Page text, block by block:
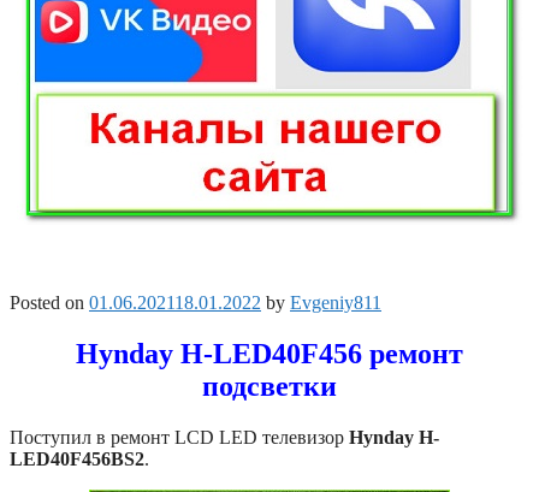
Posted on 01.06.202118.01.2022 by Evgeniy811
Hynday H-LED40F456 ремонт
подсветки
Поступил в ремонт LCD LED телевизор Hynday H-
LED40F456BS2.